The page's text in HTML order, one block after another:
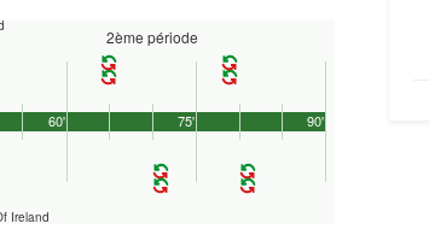
2ème période
Ireland
90'
60' 75'